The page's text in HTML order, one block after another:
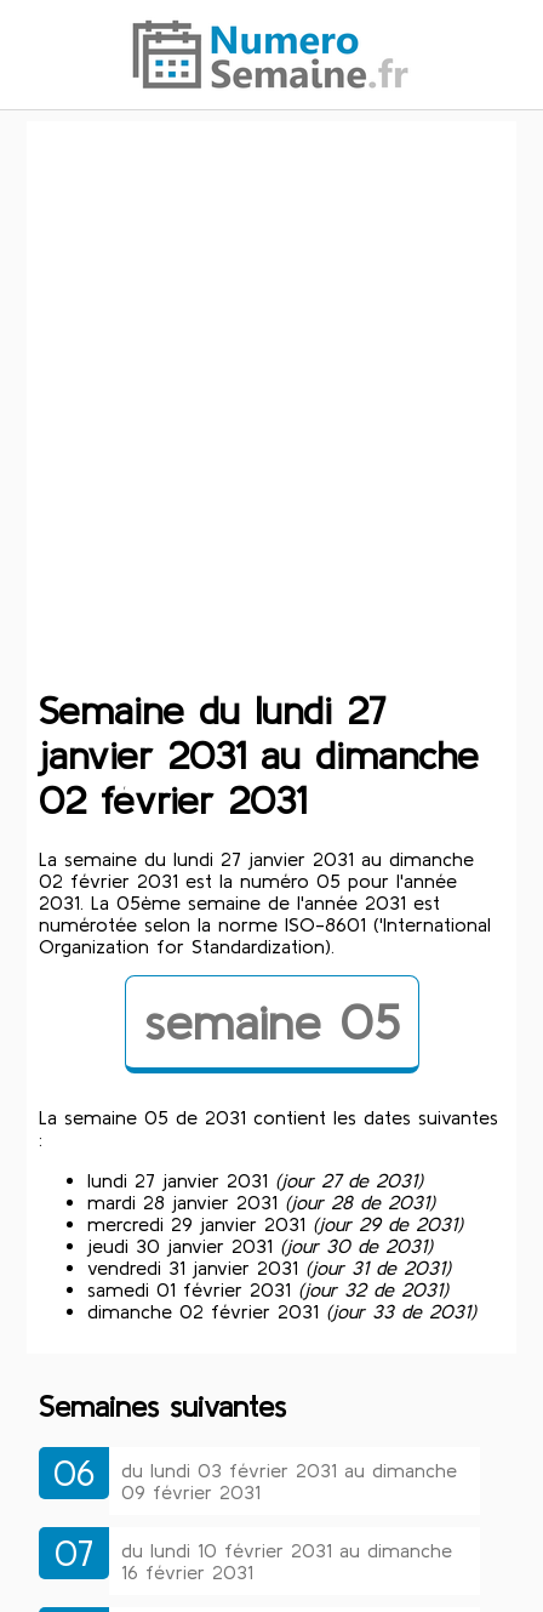
Semaine du lundi 27
janvier 2031 au dimanche
02 février 2031
La semaine du lundi 27 janvier 2031 au dimanche
02 février 2031 est la numéro 05 pour l'année
2031. La 05ème semaine de l'année 2031 est
numérotée selon la norme ISO-8601 ('International
Organization for Standardization).
semaine 05
La semaine 05 de 2031 contient les dates suivantes
:
lundi 27 janvier 2031 (jour 27 de 2031)
mardi 28 janvier 2031 (jour 28 de 2031)
mercredi 29 janvier 2031 (jour 29 de 2031)
jeudi 30 janvier 2031 (jour 30 de 2031)
vendredi 31 janvier 2031 (jour 31 de 2031)
samedi 01 février 2031 (jour 32 de 2031)
dimanche 02 février 2031 (jour 33 de 2031)
Semaines suivantes
06
du lundi 03 février 2031 au dimanche
09 février 2031
07
du lundi 10 février 2031 au dimanche
16 février 2031